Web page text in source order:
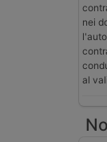
nei
al